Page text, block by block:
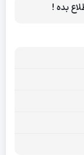
بده !